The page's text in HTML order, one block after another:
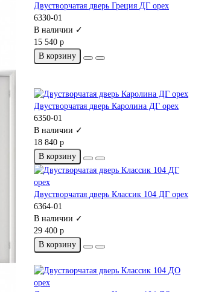
Двустворчатая дверь Греция ДГ орех
6330-01
В наличии ✓
15 540 р
В корзину
Двустворчатая дверь Каролина ДГ орех
6350-01
В наличии ✓
18 840 р
В корзину
Двустворчатая дверь Классик 104 ДГ орех
6364-01
В наличии ✓
29 400 р
В корзину